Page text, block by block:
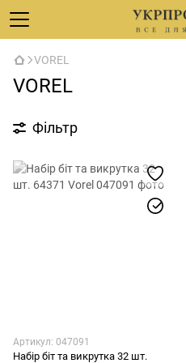
VOREL
VOREL
Фільтр
Артикул: 047091
Набір біт та викрутка 32 шт.